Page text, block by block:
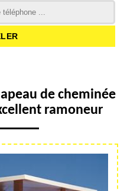
de cheminée
ramoneur